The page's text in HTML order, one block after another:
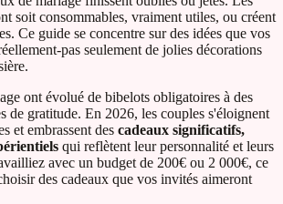
soit consommables, vraiment utiles, ou créent
Ce guide se concentre sur des idées que vos
pas seulement de jolies décorations
ont évolué de bibelots obligatoires à des
de gratitude. En 2026, les couples s'éloignent
et embrassent des cadeaux significatifs,
qui reflètent leur personnalité et leurs
avec un budget de 200€ ou 2 000€, ce
des cadeaux que vos invités aimeront